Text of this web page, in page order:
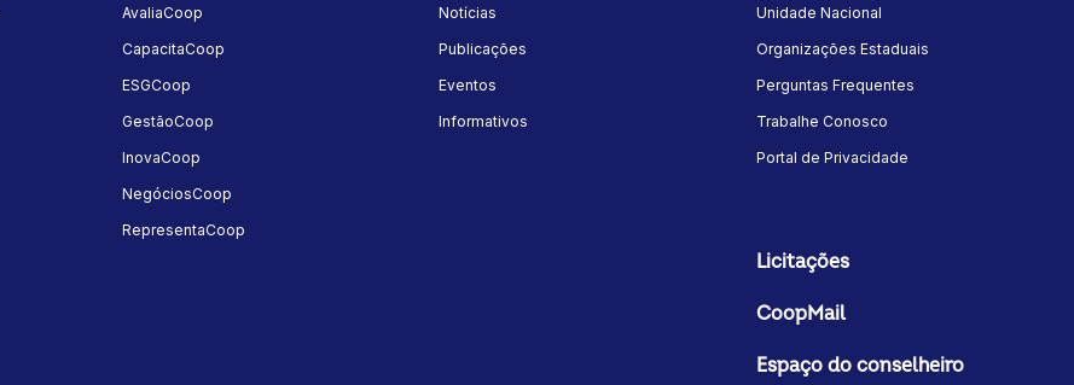
AvaliaCoop
CapacitaCoop
ESGCoop
GestãoCoop
InovaCoop
NegóciosCoop
RepresentaCoop
Notícias
Publicações
Eventos
Informativos
Unidade Nacional
Organizações Estaduais
Perguntas Frequentes
Trabalhe Conosco
Portal de Privacidade
Licitações
CoopMail
Espaço do conselheiro